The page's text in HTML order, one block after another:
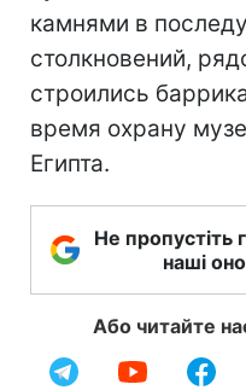
камнями в
столкновений,
строились
время охрану
Египта.
Не пропустіть
наші
Або читайте